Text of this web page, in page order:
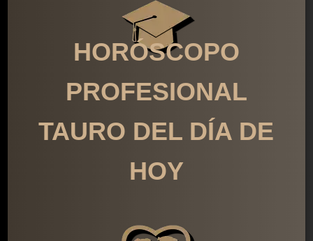
HORÓSCOPO
PROFESIONAL
TAURO DEL DÍA DE
HOY